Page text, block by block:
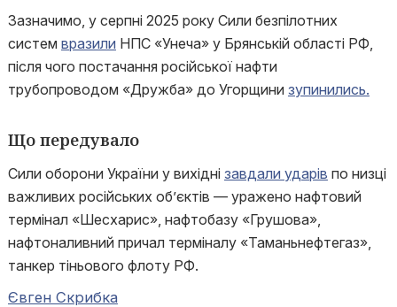
Зазначимо, у серпні 2025 року Сили безпілотних
систем вразили НПС «Унеча» у Брянській області РФ,
після чого постачання російської нафти
трубопроводом «Дружба» до Угорщини зупинились.
Що передувало
Сили оборони України у вихідні завдали ударів по низці
важливих російських об’єктів — уражено нафтовий
термінал «Шесхарис», нафтобазу «Грушова»,
нафтоналивний причал терміналу «Таманьнефтегаз»,
танкер тіньового флоту РФ.
Євген Скрибка